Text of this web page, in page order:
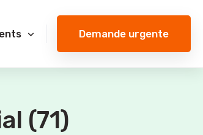
Demande urgente
(71)